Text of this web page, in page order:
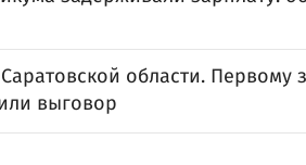
области. Первому
выговор